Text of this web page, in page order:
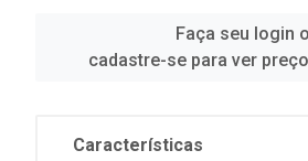
Faça seu login
cadastre-se para ver
Características